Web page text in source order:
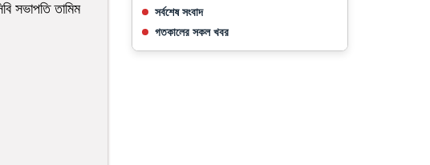
সভাপতি তামিম
সর্বশেষ সংবাদ
গতকালের সকল খবর